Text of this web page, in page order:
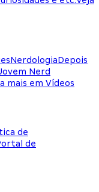
NerdologiaDepois
Nerd
mais em Vídeos
de
de